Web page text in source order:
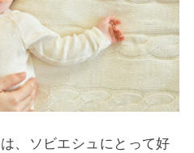
、ソビエシュにとって好